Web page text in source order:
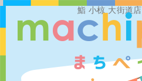
鮨 小椋 大街道店